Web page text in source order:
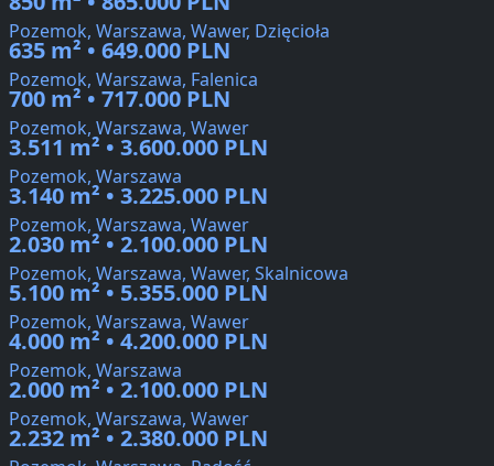
Pozemok, Warszawa, Wawer, Dzięcioła
635 m² • 649.000 PLN
Pozemok, Warszawa, Falenica
700 m² • 717.000 PLN
Pozemok, Warszawa, Wawer
3.511 m² • 3.600.000 PLN
Pozemok, Warszawa
3.140 m² • 3.225.000 PLN
Pozemok, Warszawa, Wawer
2.030 m² • 2.100.000 PLN
Pozemok, Warszawa, Wawer, Skalnicowa
5.100 m² • 5.355.000 PLN
Pozemok, Warszawa, Wawer
4.000 m² • 4.200.000 PLN
Pozemok, Warszawa
2.000 m² • 2.100.000 PLN
Pozemok, Warszawa, Wawer
2.232 m² • 2.380.000 PLN